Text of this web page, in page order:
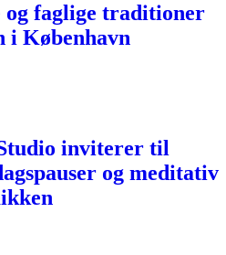
faglige traditioner
i København
inviterer til
og meditativ